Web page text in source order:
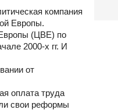
компания
Европы.
(ЦВЕ) по
2000-х гг. И
от
оплата труда
свои реформы